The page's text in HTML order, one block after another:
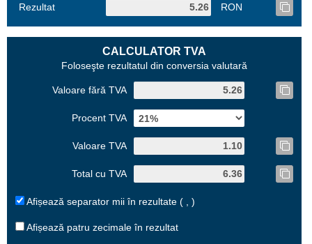
Rezultat RON
CALCULATOR TVA
Foloseşte rezultatul din conversia valutară
Valoare fără TVA
Procent TVA
Valoare TVA
Total cu TVA
Afișează separator mii în rezultate ( , )
Afișează patru zecimale în rezultat